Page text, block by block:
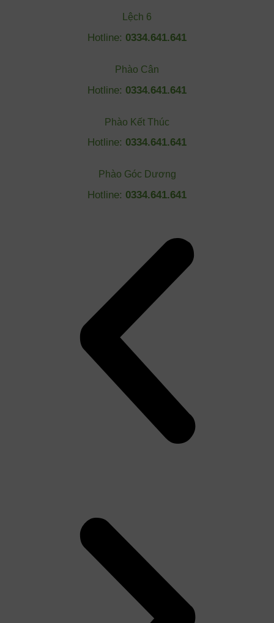
Lệch 6
Hotline: 0334.641.641
Phào Cân
Hotline: 0334.641.641
Phào Kết Thúc
Hotline: 0334.641.641
Phào Góc Dương
Hotline: 0334.641.641